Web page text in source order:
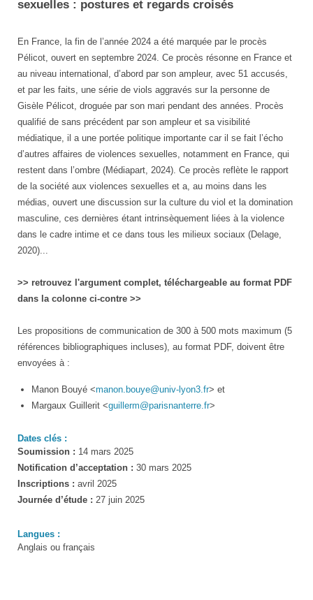
Journée
sexuelles : postures et regards croisés
En France, la fin de l’année 2024 a été marquée par le procès
Pélicot, ouvert en septembre 2024. Ce procès résonne en France et
au niveau international, d’abord par son ampleur, avec 51 accusés,
et par les faits, une série de viols aggravés sur la personne de
Gisèle Pélicot, droguée par son mari pendant des années. Procès
qualifié de sans précédent par son ampleur et sa visibilité
médiatique, il a une portée politique importante car il se fait l’écho
d’autres affaires de violences sexuelles, notamment en France, qui
restent dans l’ombre (Médiapart, 2024). Ce procès reflète le rapport
de la société aux violences sexuelles et a, au moins dans les
médias, ouvert une discussion sur la culture du viol et la domination
masculine, ces dernières étant intrinsèquement liées à la violence
dans le cadre intime et ce dans tous les milieux sociaux (Delage,
2020)...
>> retrouvez l'argument complet, téléchargeable au format PDF
dans la colonne ci-contre >>
Les propositions de communication de 300 à 500 mots maximum (5
références bibliographiques incluses), au format PDF, doivent être
envoyées à :
Manon Bouyé <manon.bouye@univ-lyon3.fr> et
Margaux Guillerit <guillerm@parisnanterre.fr>
Dates clés :
Soumission : 14 mars 2025
Notification d’acceptation : 30 mars 2025
Inscriptions : avril 2025
Journée d’étude : 27 juin 2025
Langues :
Anglais ou français